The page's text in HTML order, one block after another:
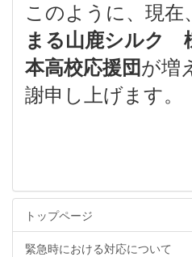
このように、現在
まる山鹿シルク
本高校応援団が増
謝申し上げます。
トップページ
緊急時における対応について